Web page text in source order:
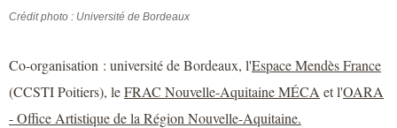
Crédit photo : Université de Bordeaux
Co-organisation : université de Bordeaux, l'Espace Mendès France
(CCSTI Poitiers), leFRAC Nouvelle-Aquitaine MÉCA et l'OARA
- Office Artistique de la Région Nouvelle-Aquitaine.